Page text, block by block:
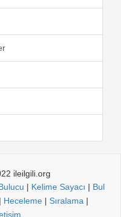
ileilgili.org
| Kelime Sayacı | Bul
| Heceleme| Sıralama |